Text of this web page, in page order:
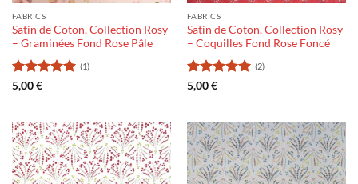
FABRICS
Satin de Coton, Collection Rosy
– Graminées Fond Rose Pâle
Rating:
(1)
5,00€
FABRICS
Satin de Coton, Collection Rosy
– Coquilles Fond Rose Foncé
Rating:
(2)
5,00€